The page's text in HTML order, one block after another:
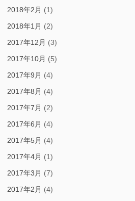
2018年2月 (1)
2018年1月 (2)
2017年12月 (3)
2017年10月 (5)
2017年9月 (4)
2017年8月 (4)
2017年7月 (2)
2017年6月 (4)
2017年5月 (4)
2017年4月 (1)
2017年3月 (7)
2017年2月 (4)